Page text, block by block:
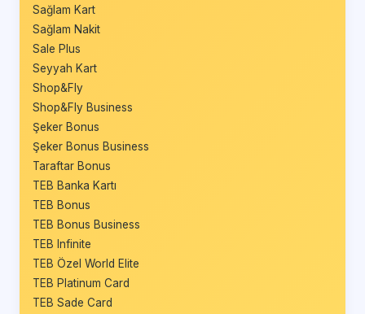
Sağlam Kart
Sağlam Nakit
Sale Plus
Seyyah Kart
Shop&Fly
Shop&Fly Business
Şeker Bonus
Şeker Bonus Business
Taraftar Bonus
TEB Banka Kartı
TEB Bonus
TEB Bonus Business
TEB Infinite
TEB Özel World Elite
TEB Platinum Card
TEB Sade Card